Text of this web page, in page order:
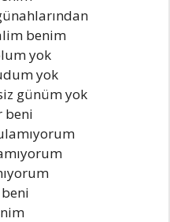
benim
yok
yok
günüm yok
beni